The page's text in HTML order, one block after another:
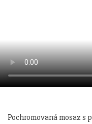
Pochromovaná mosaz s